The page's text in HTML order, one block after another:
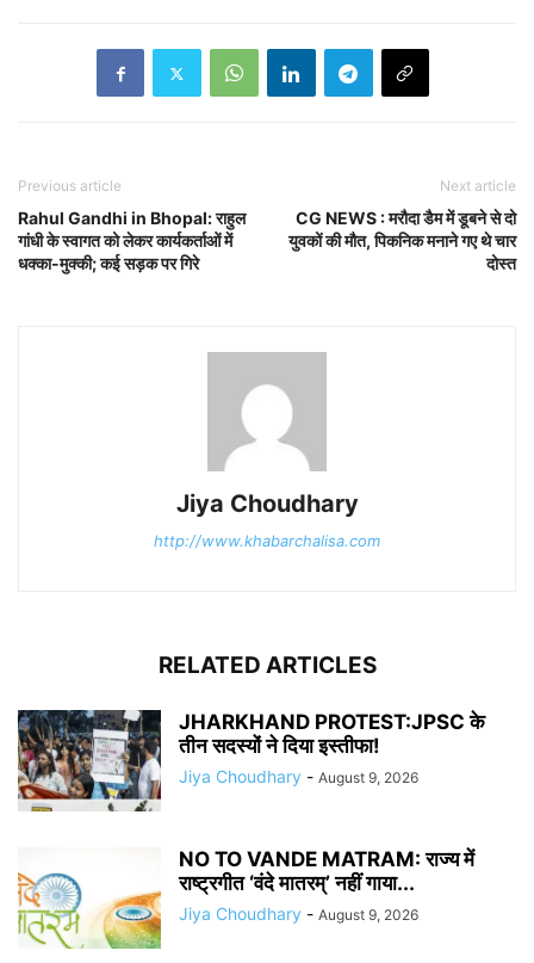
Previous article
Rahul Gandhi in Bhopal: राहुल
गांधी के स्वागत को लेकर कार्यकर्ताओं में
धक्का-मुक्की; कई सड़क पर गिरे
Next article
CG NEWS : मरौदा डैम में डूबने से दो
युवकों की मौत, पिकनिक मनाने गए थे चार
दोस्त
Jiya Choudhary
http://www.khabarchalisa.com
RELATED ARTICLES
JHARKHAND PROTEST:JPSC के
तीन सदस्यों ने दिया इस्तीफा!
Jiya Choudhary - August 9, 2026
NO TO VANDE MATRAM: राज्य में
राष्ट्रगीत ‘वंदे मातरम्’ नहीं गाया...
Jiya Choudhary - August 9, 2026